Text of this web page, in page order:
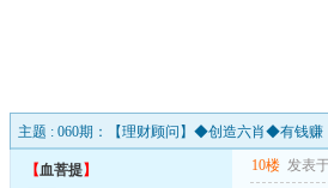
主题 : 060期：【理财顾问】◆创造六肖◆有钱赚
【血菩提】 10楼 发表